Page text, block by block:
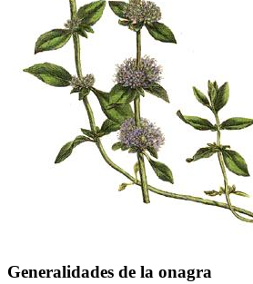
Generalidades de la onagra